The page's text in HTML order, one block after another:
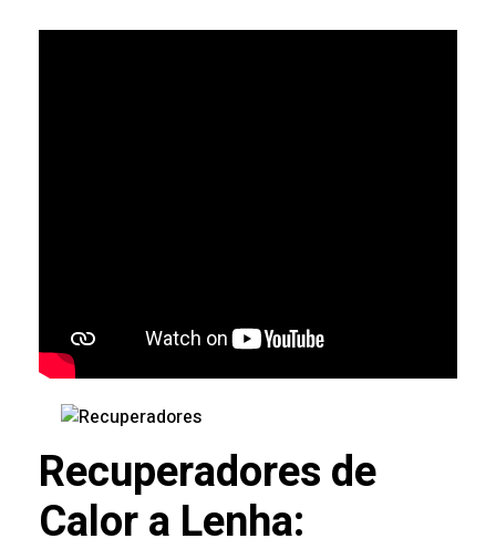
Recuperadores de
Calor a Lenha: